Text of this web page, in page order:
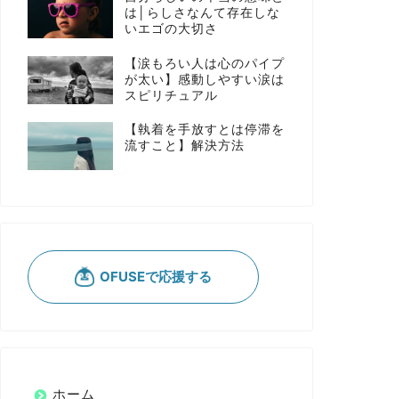
は│らしさなんて存在しな
いエゴの大切さ
【涙もろい人は心のパイプ
が太い】感動しやすい涙は
スピリチュアル
【執着を手放すとは停滞を
流すこと】解決方法
ホーム